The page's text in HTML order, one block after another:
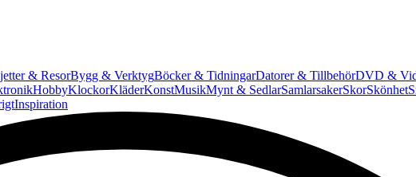
& ResorBygg & VerktygBöcker & TidningarDatorer & TillbehörDVD &
HobbyKlockorKläderKonstMusikMynt & SedlarSamlarsakerSkorSkönhet
Inspiration